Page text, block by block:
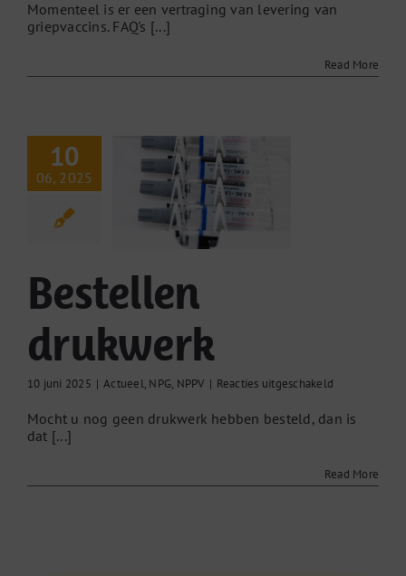
levering
Momenteel is er een vertraging van levering van
griepvaccins. FAQ's [...]
Read More
10
06, 2025
Bestellen
drukwerk
10 juni 2025 | Actueel, NPG, NPPV | Reacties uitgeschakeld
drukwerk
Mocht u nog geen drukwerk hebben besteld, dan is
dat [...]
Read More